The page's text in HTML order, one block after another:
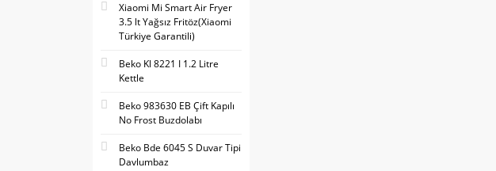
Xiaomi Mi Smart Air Fryer
3.5 lt Yağsız Fritöz(Xiaomi
Türkiye Garantili)
Beko Kl 8221 I 1.2 Litre
Kettle
Beko 983630 EB Çift Kapılı
No Frost Buzdolabı
Beko Bde 6045 S Duvar Tipi
Davlumbaz